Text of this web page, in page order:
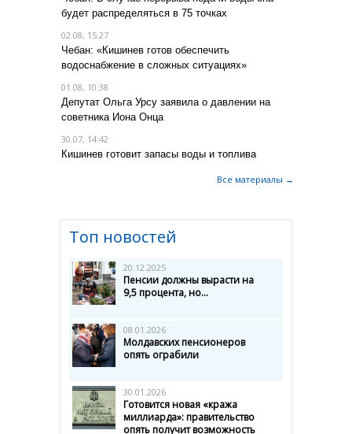
будет распределяться в 75 точках
02.08, 15:27
Чебан: «Кишинев готов обеспечить
водоснабжение в сложных ситуациях»
01.08, 10:38
Депутат Ольга Урсу заявила о давлении на
советника Иона Онца
30.07, 14:42
Кишинев готовит запасы воды и топлива
Все материалы →
Топ новостей
20.12.2025
Пенсии должны вырасти на
9,5 процента, но...
08.01.2026
Молдавских пенсионеров
опять ограбили
30.01.2026
Готовится новая «кража
миллиарда»: правительство
опять получит возможность